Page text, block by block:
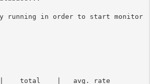
running in order to start monitor